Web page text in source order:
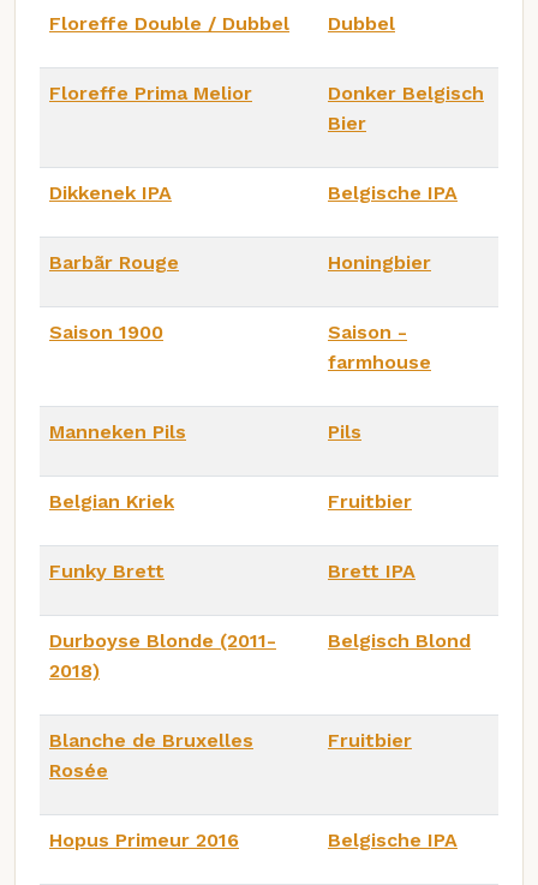
Floreffe Double / Dubbel Dubbel
Floreffe Prima Melior
Donker Belgisch
Bier
Dikkenek IPA Belgische IPA
Barbãr Rouge Honingbier
Saison 1900
Saison -
farmhouse
Manneken Pils Pils
Belgian Kriek Fruitbier
Funky Brett Brett IPA
Durboyse Blonde (2011-
2018)
Belgisch Blond
Blanche de Bruxelles
Rosée
Fruitbier
Hopus Primeur 2016 Belgische IPA